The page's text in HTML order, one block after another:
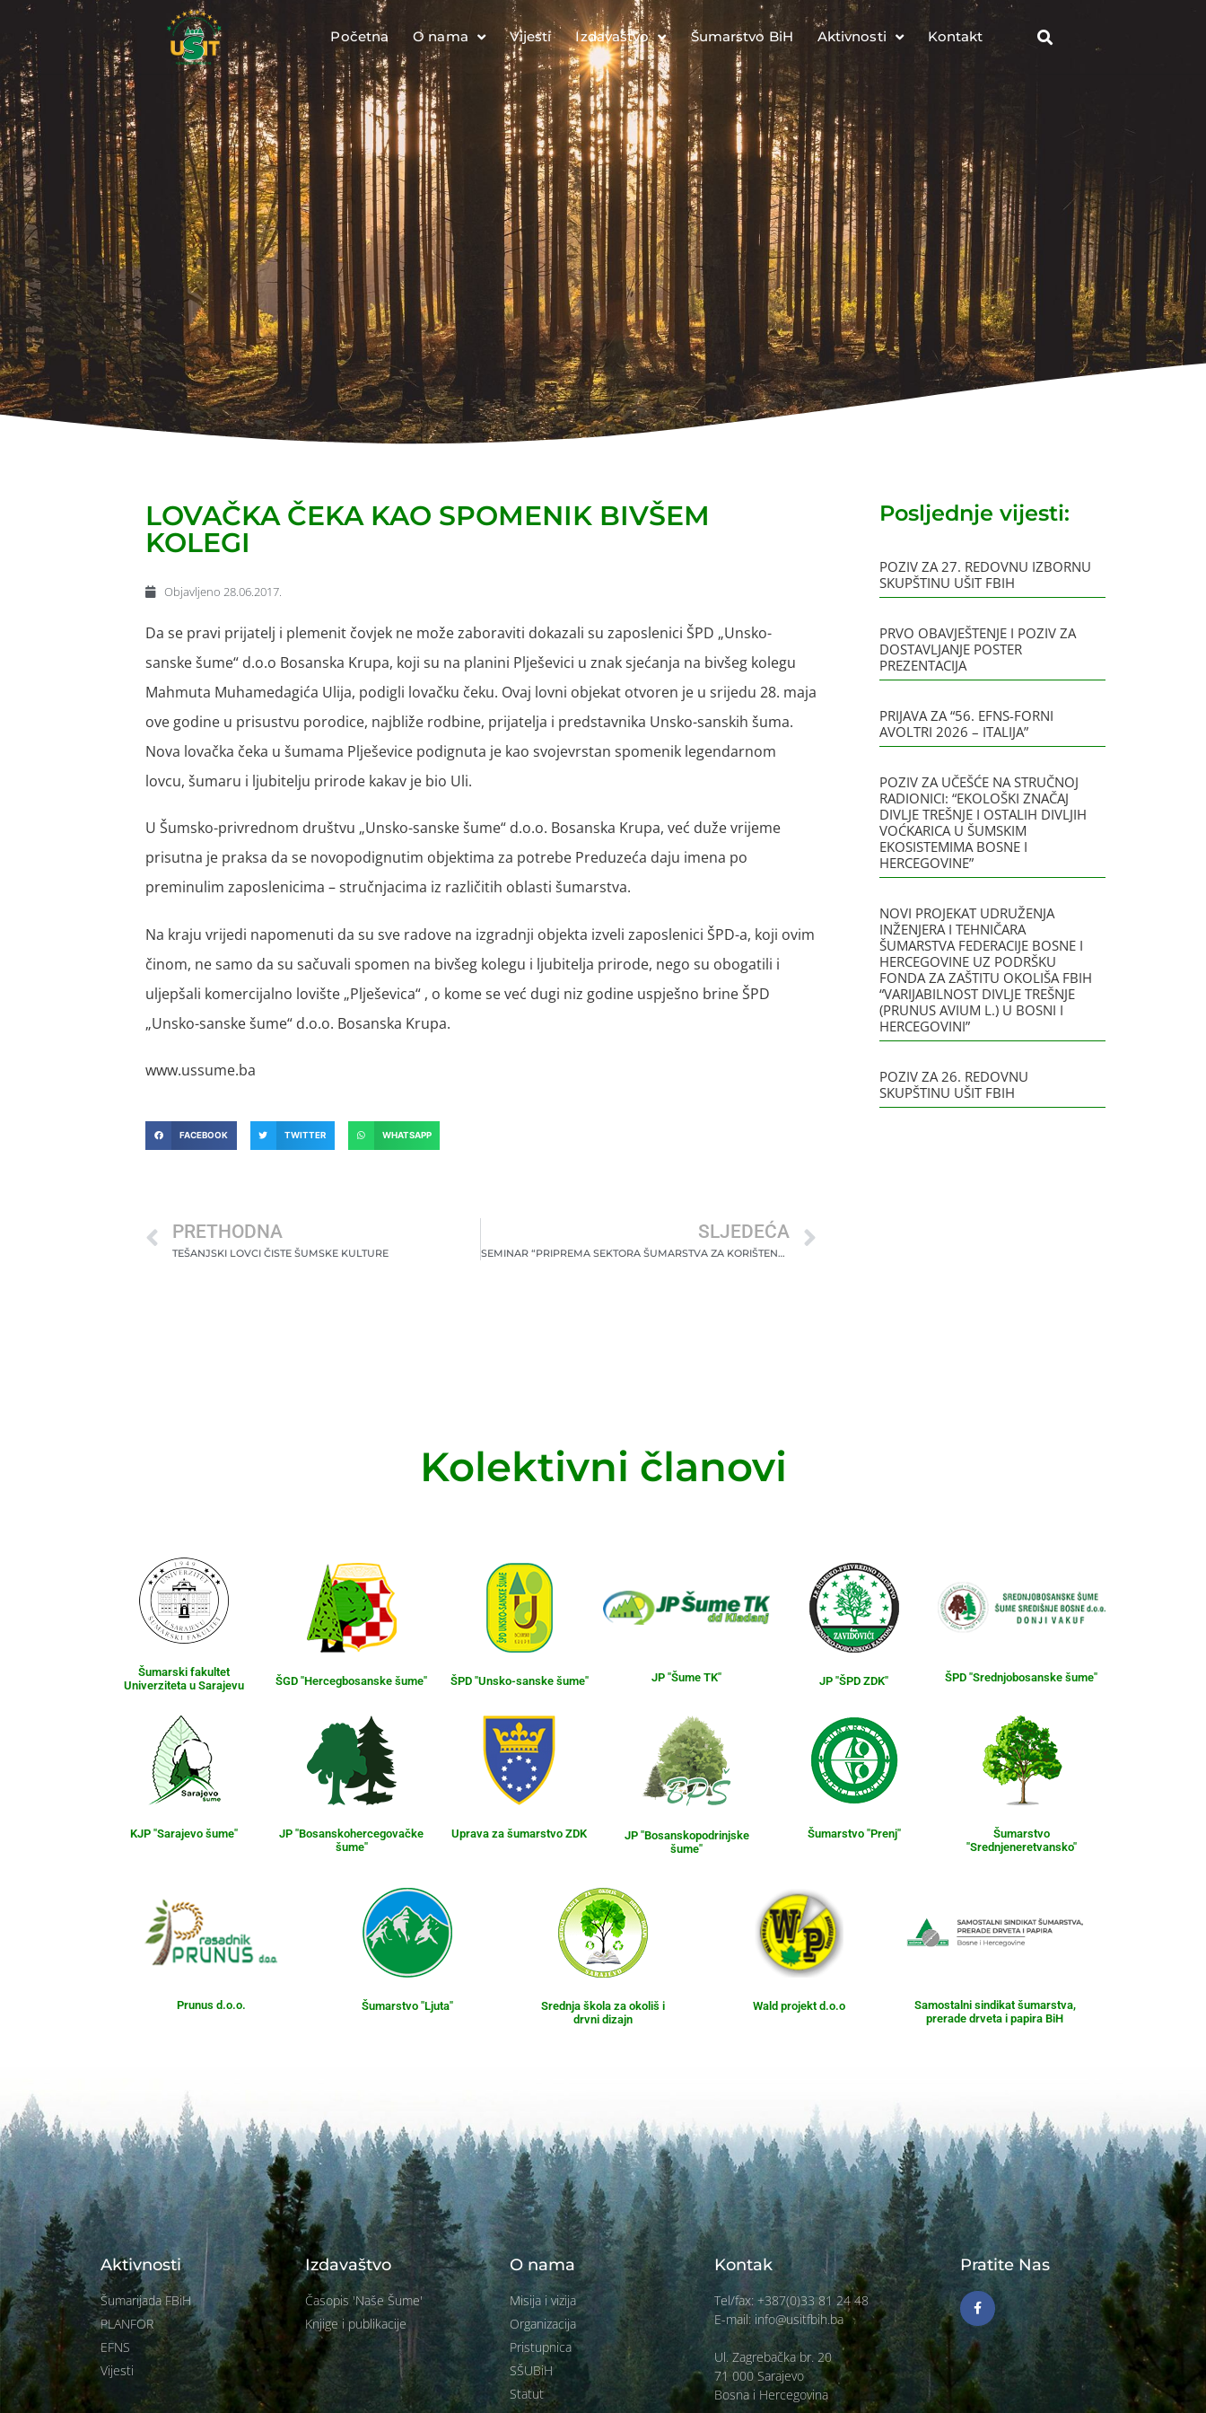
Početna O nama Vijesti Izdavaštvo Šumarstvo BiH Aktivnosti Kontakt
LOVAČKA ČEKA KAO SPOMENIK BIVŠEM
KOLEGI
Objavljeno 28.06.2017.
Da se pravi prijatelj i plemenit čovjek ne može zaboraviti dokazali su zaposlenici ŠPD „Unsko-
sanske šume“ d.o.o Bosanska Krupa, koji su na planini Plješevici u znak sjećanja na bivšeg kolegu
Mahmuta Muhamedagića Ulija, podigli lovačku čeku. Ovaj lovni objekat otvoren je u srijedu 28. maja
ove godine u prisustvu porodice, najbliže rodbine, prijatelja i predstavnika Unsko-sanskih šuma.
Nova lovačka čeka u šumama Plješevice podignuta je kao svojevrstan spomenik legendarnom
lovcu, šumaru i ljubitelju prirode kakav je bio Uli.
U Šumsko-privrednom društvu „Unsko-sanske šume“ d.o.o. Bosanska Krupa, već duže vrijeme
prisutna je praksa da se novopodignutim objektima za potrebe Preduzeća daju imena po
preminulim zaposlenicima – stručnjacima iz različitih oblasti šumarstva.
Na kraju vrijedi napomenuti da su sve radove na izgradnji objekta izveli zaposlenici ŠPD-a, koji ovim
činom, ne samo da su sačuvali spomen na bivšeg kolegu i ljubitelja prirode, nego su obogatili i
uljepšali komercijalno lovište „Plješevica“ , o kome se već dugi niz godine uspješno brine ŠPD
„Unsko-sanske šume“ d.o.o. Bosanska Krupa.
www.ussume.ba
FACEBOOK TWITTER WHATSAPP
PRETHODNA
TEŠANJSKI LOVCI ČISTE ŠUMSKE KULTURE
SLJEDEĆA
SEMINAR “PRIPREMA SEKTORA ŠUMARSTVA ZA KORIŠTENJE FONDOVA EU”
Posljednje vijesti:
POZIV ZA 27. REDOVNU IZBORNU
SKUPŠTINU UŠIT FBIH
PRVO OBAVJEŠTENJE I POZIV ZA
DOSTAVLJANJE POSTER
PREZENTACIJA
PRIJAVA ZA “56. EFNS-FORNI
AVOLTRI 2026 – ITALIJA”
POZIV ZA UČEŠĆE NA STRUČNOJ
RADIONICI: “EKOLOŠKI ZNAČAJ
DIVLJE TREŠNJE I OSTALIH DIVLJIH
VOĆKARICA U ŠUMSKIM
EKOSISTEMIMA BOSNE I
HERCEGOVINE”
NOVI PROJEKAT UDRUŽENJA
INŽENJERA I TEHNIČARA
ŠUMARSTVA FEDERACIJE BOSNE I
HERCEGOVINE UZ PODRŠKU
FONDA ZA ZAŠTITU OKOLIŠA FBIH
“VARIJABILNOST DIVLJE TREŠNJE
(PRUNUS AVIUM L.) U BOSNI I
HERCEGOVINI”
POZIV ZA 26. REDOVNU
SKUPŠTINU UŠIT FBIH
Kolektivni članovi
Šumarski fakultet
Univerziteta u Sarajevu
ŠGD "Hercegbosanske šume" ŠPD "Unsko-sanske šume" JP "Šume TK" JP "ŠPD ZDK" ŠPD "Srednjobosanske šume"
KJP "Sarajevo šume"
JP "Bosanskohercegovačke
šume"
Uprava za šumarstvo ZDK
JP "Bosanskopodrinjske
šume"
Šumarstvo "Prenj"
Šumarstvo
"Srednjeneretvansko"
Prunus d.o.o. Šumarstvo "Ljuta"
Srednja škola za okoliš i
drvni dizajn
Wald projekt d.o.o
Samostalni sindikat šumarstva,
prerade drveta i papira BiH
Aktivnosti
Šumarijada FBiH
PLANFOR
EFNS
Vijesti
Izdavaštvo
Časopis 'Naše Šume'
Knjige i publikacije
O nama
Misija i vizija
Organizacija
Pristupnica
SŠUBiH
Statut
Kontak
Tel/fax: +387(0)33 81 24 48
E-mail: info@usitfbih.ba
Ul. Zagrebačka br. 20
71 000 Sarajevo
Bosna i Hercegovina
Pratite Nas